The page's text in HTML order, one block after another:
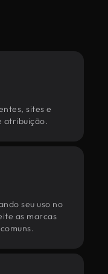
sites e
atribuição.
seu uso no
as marcas